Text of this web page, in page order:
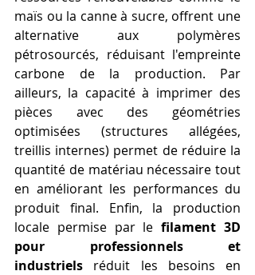
maïs ou la canne à sucre, offrent une
alternative aux polymères
pétrosourcés, réduisant l'empreinte
carbone de la production. Par
ailleurs, la capacité à imprimer des
pièces avec des géométries
optimisées (structures allégées,
treillis internes) permet de réduire la
quantité de matériau nécessaire tout
en améliorant les performances du
produit final. Enfin, la production
locale permise par le filament 3D
pour professionnels et
industriels réduit les besoins en